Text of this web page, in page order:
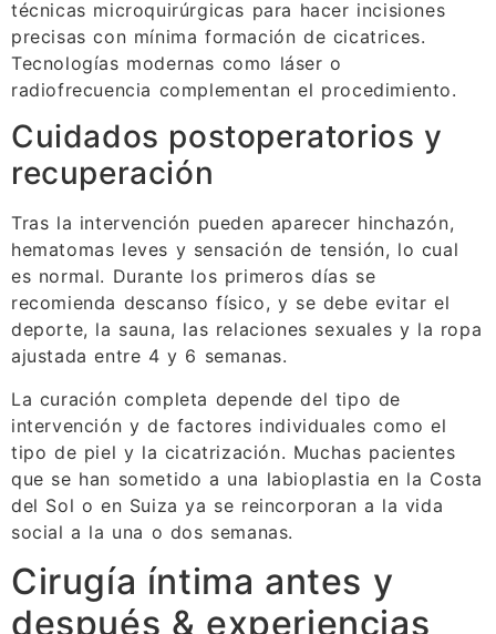
técnicas microquirúrgicas para hacer incisiones
precisas con mínima formación de cicatrices.
Tecnologías modernas como láser o
radiofrecuencia complementan el procedimiento.
Cuidados postoperatorios y
recuperación
Tras la intervención pueden aparecer hinchazón,
hematomas leves y sensación de tensión, lo cual
es normal. Durante los primeros días se
recomienda descanso físico, y se debe evitar el
deporte, la sauna, las relaciones sexuales y la ropa
ajustada entre 4 y 6 semanas.
La curación completa depende del tipo de
intervención y de factores individuales como el
tipo de piel y la cicatrización. Muchas pacientes
que se han sometido a una labioplastia en la Costa
del Sol o en Suiza ya se reincorporan a la vida
social a la una o dos semanas.
Cirugía íntima antes y
después & experiencias